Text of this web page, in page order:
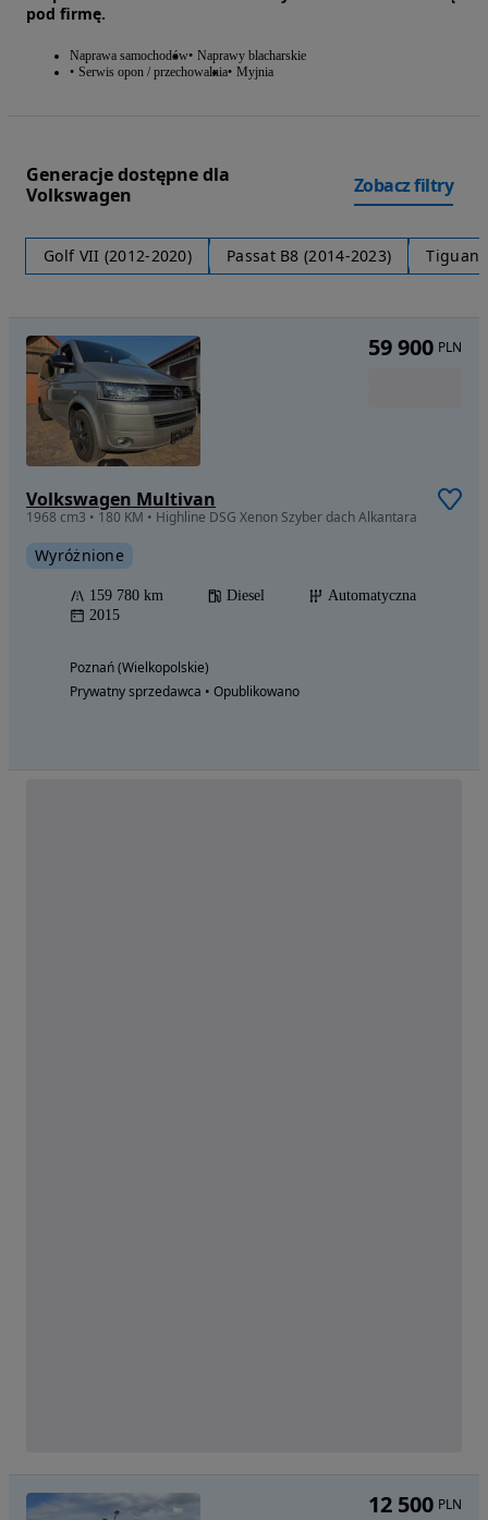
pod firmę.
Naprawa samochodów Naprawy blacharskie
Serwis opon / przechowalnia Myjnia
Generacje dostępne dla
Volkswagen
Zobacz filtry
Golf VII (2012-2020) Passat B8 (2014-2023) Tiguan
Volkswagen Multivan
1968 cm3 • 180 KM • Highline DSG Xenon Szyber dach Alkantara
Wyróżnione
159 780 km Diesel
Automatyczna
2015
Poznań (Wielkopolskie)
Prywatny sprzedawca • Opublikowano
59 900 PLN
12 500 PLN